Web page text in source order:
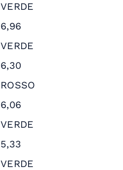
VERDE
6,96
VERDE
6,30
ROSSO
6,06
VERDE
5,33
VERDE